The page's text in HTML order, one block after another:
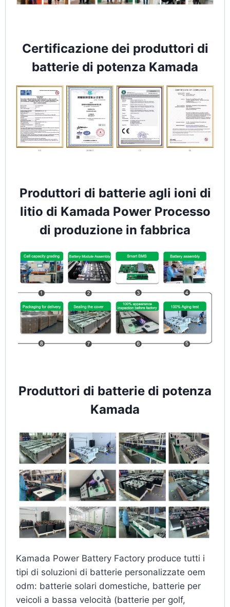
Certificazione dei produttori di
batterie di potenza Kamada
Produttori di batterie agli ioni di
litio di Kamada Power Processo
di produzione in fabbrica
Produttori di batterie di potenza
Kamada
Kamada Power Battery Factory produce tutti i
tipi di soluzioni di batterie personalizzate oem
odm: batterie solari domestiche, batterie per
veicoli a bassa velocità (batterie per golf,